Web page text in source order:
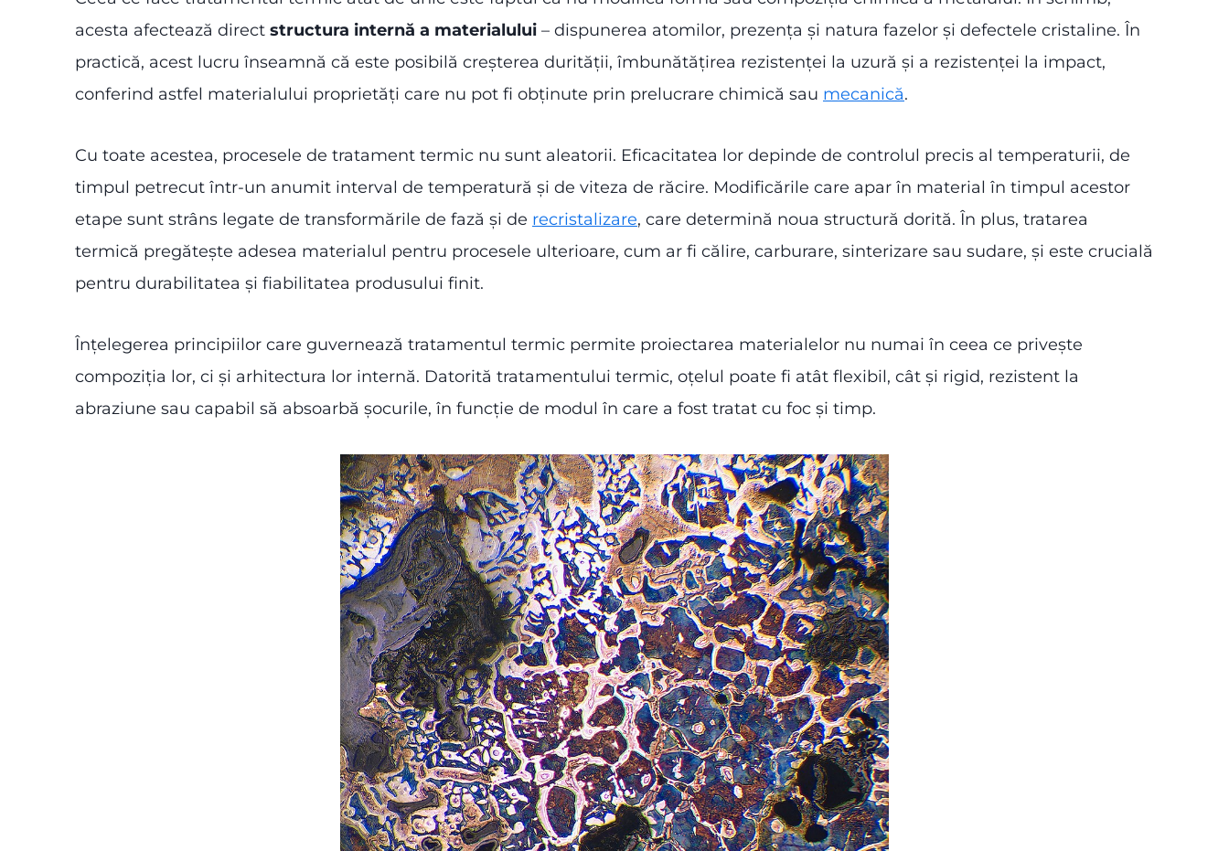
acesta afectează direct structura internă a materialului – dispunerea atomilor, prezența și natura fazelor și defectele cristaline. În
practică, acest lucru înseamnă că este posibilă creșterea durității, îmbunătățirea rezistenței la uzură și a rezistenței la impact,
conferind astfel materialului proprietăți care nu pot fi obținute prin prelucrare chimică sau mecanică.
Cu toate acestea, procesele de tratament termic nu sunt aleatorii. Eficacitatea lor depinde de controlul precis al temperaturii, de
timpul petrecut într-un anumit interval de temperatură și de viteza de răcire. Modificările care apar în material în timpul acestor
etape sunt strâns legate de transformările de fază și de recristalizare, care determină noua structură dorită. În plus, tratarea
termică pregătește adesea materialul pentru procesele ulterioare, cum ar fi călire, carburare, sinterizare sau sudare, și este crucială
pentru durabilitatea și fiabilitatea produsului finit.
Înțelegerea principiilor care guvernează tratamentul termic permite proiectarea materialelor nu numai în ceea ce privește
compoziția lor, ci și arhitectura lor internă. Datorită tratamentului termic, oțelul poate fi atât flexibil, cât și rigid, rezistent la
abraziune sau capabil să absoarbă șocurile, în funcție de modul în care a fost tratat cu foc și timp.